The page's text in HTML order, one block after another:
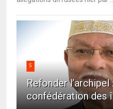
5
Refonder l’archipel
confédération des